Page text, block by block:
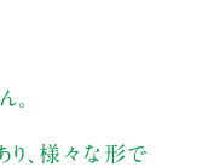
り、様々な形で